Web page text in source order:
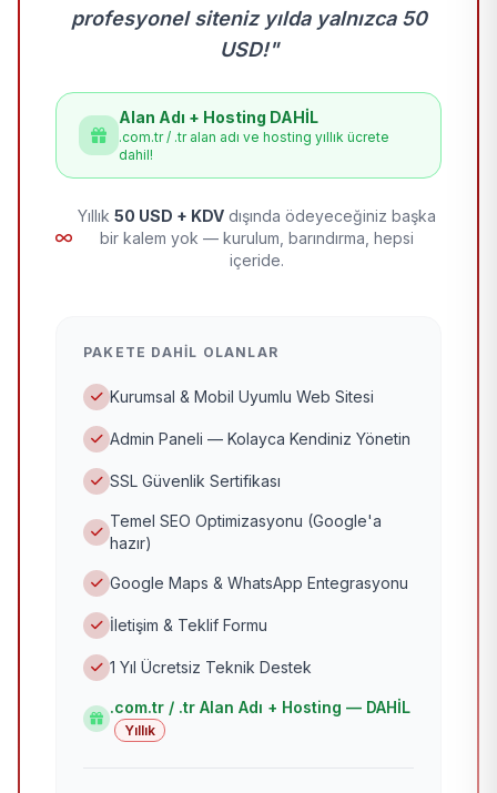
profesyonel siteniz yılda yalnızca 50
USD!"
Alan Adı + Hosting DAHİL
.com.tr / .tr alan adı ve hosting yıllık ücrete
dahil!
Yıllık 50 USD + KDV dışında ödeyeceğiniz başka
bir kalem yok — kurulum, barındırma, hepsi
içeride.
PAKETE DAHIL OLANLAR
Kurumsal & Mobil Uyumlu Web Sitesi
Admin Paneli — Kolayca Kendiniz Yönetin
SSL Güvenlik Sertifikası
Temel SEO Optimizasyonu (Google'a
hazır)
Google Maps & WhatsApp Entegrasyonu
İletişim & Teklif Formu
1 Yıl Ücretsiz Teknik Destek
.com.tr / .tr Alan Adı + Hosting — DAHİL
Yıllık